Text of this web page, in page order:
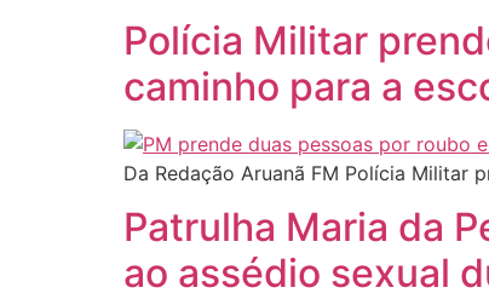
Polícia Militar
caminho para a
Da Redação Aruanã FM Polícia Militar
Patrulha Maria da
ao assédio sexual